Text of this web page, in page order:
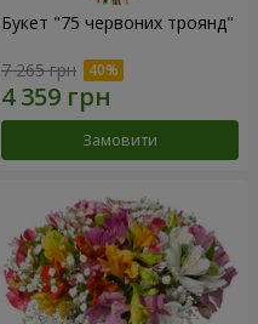
Букет "75 червоних троянд"
7 265 грн
Замовити